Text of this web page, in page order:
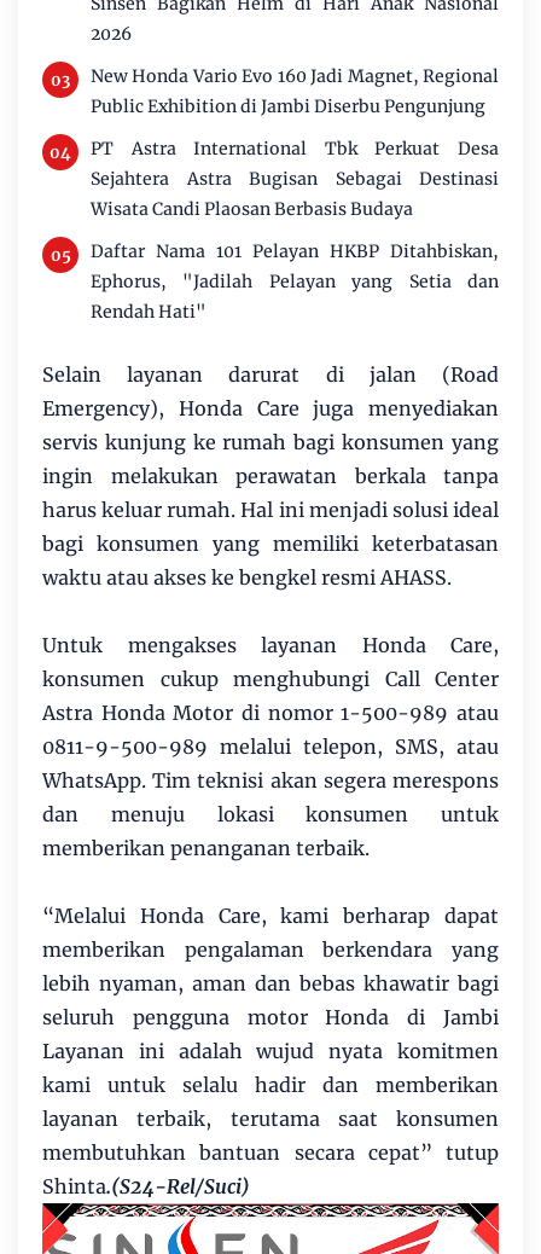
2026
New Honda Vario Evo 160 Jadi Magnet, Regional
Public Exhibition di Jambi Diserbu Pengunjung
PT Astra International Tbk Perkuat Desa
Sejahtera Astra Bugisan Sebagai Destinasi
Wisata Candi Plaosan Berbasis Budaya
Daftar Nama 101 Pelayan HKBP Ditahbiskan,
Ephorus, "Jadilah Pelayan yang Setia dan
Rendah Hati"
Selain layanan darurat di jalan (Road
Emergency), Honda Care juga menyediakan
servis kunjung ke rumah bagi konsumen yang
ingin melakukan perawatan berkala tanpa
harus keluar rumah. Hal ini menjadi solusi ideal
bagi konsumen yang memiliki keterbatasan
waktu atau akses ke bengkel resmi AHASS.
Untuk mengakses layanan Honda Care,
konsumen cukup menghubungi Call Center
Astra Honda Motor di nomor 1-500-989 atau
0811-9-500-989 melalui telepon, SMS, atau
WhatsApp. Tim teknisi akan segera merespons
dan menuju lokasi konsumen untuk
memberikan penanganan terbaik.
“Melalui Honda Care, kami berharap dapat
memberikan pengalaman berkendara yang
lebih nyaman, aman dan bebas khawatir bagi
seluruh pengguna motor Honda di Jambi
Layanan ini adalah wujud nyata komitmen
kami untuk selalu hadir dan memberikan
layanan terbaik, terutama saat konsumen
membutuhkan bantuan secara cepat” tutup
Shinta.(S24-Rel/Suci)